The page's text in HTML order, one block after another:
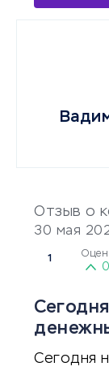
Отзыв о
30 мая
1
0
Сегодня